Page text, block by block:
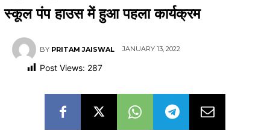
स्कूल पंप हाउस में हुआ पहला कार्यक्रम
BY PRITAM JAISWAL JANUARY 13, 2022
Post Views: 287